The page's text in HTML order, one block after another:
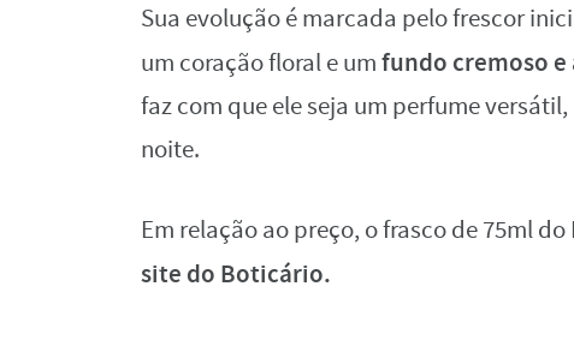
Sua evolução é marcada pelo frescor
um coração floral e umfundo cremoso
faz com que ele seja um perfume
noite.
Em relação ao preço, o frasco de 75ml
site do Boticário.